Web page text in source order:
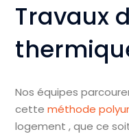
Travaux
Nos équipes
cetteméthode
logement , que ce